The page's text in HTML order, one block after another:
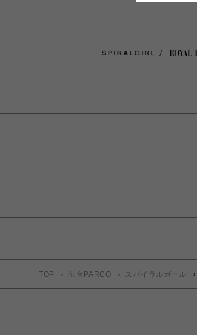
TOP 仙台PARCO スパイラルガール